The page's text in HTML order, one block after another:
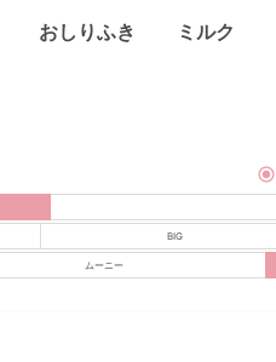
おしりふき ミルク
BIG
ムーニー